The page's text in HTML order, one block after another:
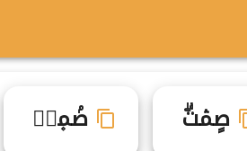
صٍمۛتۗ صۢم۪تࣼ